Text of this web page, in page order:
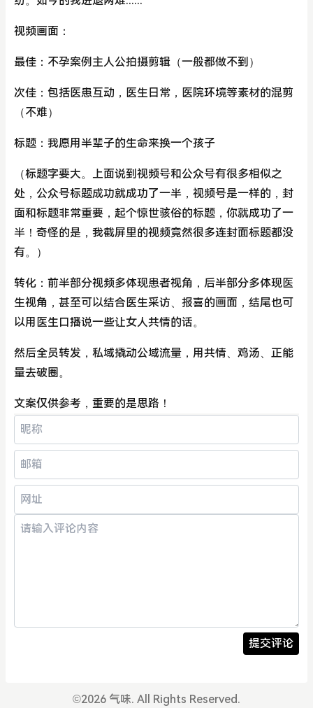
视频画面：
最佳：不孕案例主人公拍摄剪辑（一般都做不到）
次佳：包括医患互动，医生日常，医院环境等素材的混剪
（不难）
标题：我愿用半辈子的生命来换一个孩子
（标题字要大。上面说到视频号和公众号有很多相似之
处，公众号标题成功就成功了一半，视频号是一样的，封
面和标题非常重要，起个惊世骇俗的标题，你就成功了一
半！奇怪的是，我截屏里的视频竟然很多连封面标题都没
有。）
转化：前半部分视频多体现患者视角，后半部分多体现医
生视角，甚至可以结合医生采访、报喜的画面，结尾也可
以用医生口播说一些让女人共情的话。
然后全员转发，私域撬动公域流量，用共情、鸡汤、正能
量去破圈。
文案仅供参考，重要的是思路！
提交评论
©2026 气味. All Rights Reserved.